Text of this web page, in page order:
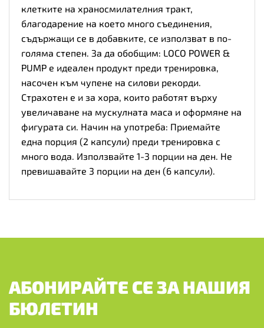
клетките на храносмилателния тракт,
благодарение на което много съединения,
съдържащи се в добавките, се използват в по-
голяма степен. За да обобщим: LOCO POWER &
PUMP е идеален продукт преди тренировка,
насочен към чупене на силови рекорди.
Страхотен е и за хора, които работят върху
увеличаване на мускулната маса и оформяне на
фигурата си. Начин на употреба: Приемайте
една порция (2 капсули) преди тренировка с
много вода. Използвайте 1-3 порции на ден. Не
превишавайте 3 порции на ден (6 капсули).
АБОНИРАЙТЕ СЕ ЗА НАШИЯ
БЮЛЕТИН